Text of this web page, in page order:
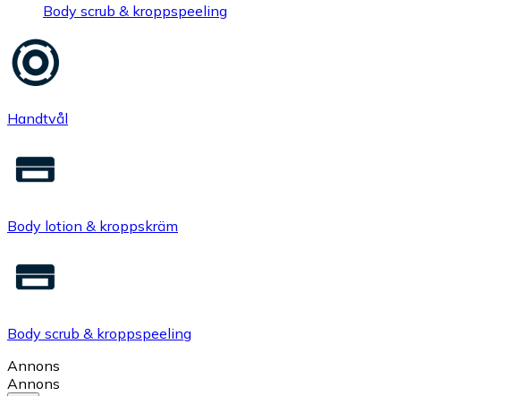
Body scrub & kroppspeeling
Handtvål
Body lotion & kroppskräm
Body scrub & kroppspeeling
Annons
Annons